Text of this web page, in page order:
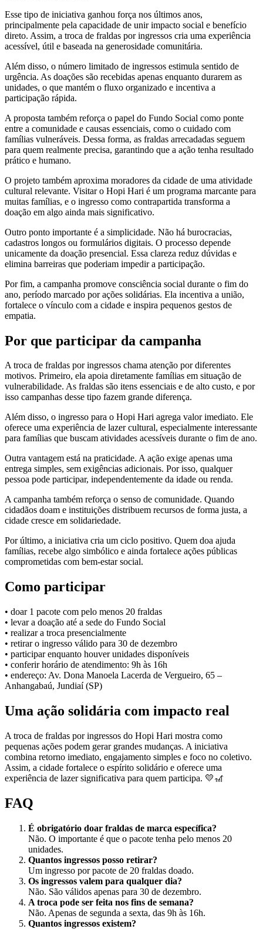
Esse tipo de iniciativa ganhou força nos últimos anos,
principalmente pela capacidade de unir impacto social e benefício
direto. Assim, a troca de fraldas por ingressos cria uma experiência
acessível, útil e baseada na generosidade comunitária.
Além disso, o número limitado de ingressos estimula sentido de
urgência. As doações são recebidas apenas enquanto durarem as
unidades, o que mantém o fluxo organizado e incentiva a
participação rápida.
A proposta também reforça o papel do Fundo Social como ponte
entre a comunidade e causas essenciais, como o cuidado com
famílias vulneráveis. Dessa forma, as fraldas arrecadadas seguem
para quem realmente precisa, garantindo que a ação tenha resultado
prático e humano.
O projeto também aproxima moradores da cidade de uma atividade
cultural relevante. Visitar o Hopi Hari é um programa marcante para
muitas famílias, e o ingresso como contrapartida transforma a
doação em algo ainda mais significativo.
Outro ponto importante é a simplicidade. Não há burocracias,
cadastros longos ou formulários digitais. O processo depende
unicamente da doação presencial. Essa clareza reduz dúvidas e
elimina barreiras que poderiam impedir a participação.
Por fim, a campanha promove consciência social durante o fim do
ano, período marcado por ações solidárias. Ela incentiva a união,
fortalece o vínculo com a cidade e inspira pequenos gestos de
empatia.
Por que participar da campanha
A troca de fraldas por ingressos chama atenção por diferentes
motivos. Primeiro, ela apoia diretamente famílias em situação de
vulnerabilidade. As fraldas são itens essenciais e de alto custo, e por
isso campanhas desse tipo fazem grande diferença.
Além disso, o ingresso para o Hopi Hari agrega valor imediato. Ele
oferece uma experiência de lazer cultural, especialmente interessante
para famílias que buscam atividades acessíveis durante o fim de ano.
Outra vantagem está na praticidade. A ação exige apenas uma
entrega simples, sem exigências adicionais. Por isso, qualquer
pessoa pode participar, independentemente da idade ou renda.
A campanha também reforça o senso de comunidade. Quando
cidadãos doam e instituições distribuem recursos de forma justa, a
cidade cresce em solidariedade.
Por último, a iniciativa cria um ciclo positivo. Quem doa ajuda
famílias, recebe algo simbólico e ainda fortalece ações públicas
comprometidas com bem-estar social.
Como participar
• doar 1 pacote com pelo menos 20 fraldas
• levar a doação até a sede do Fundo Social
• realizar a troca presencialmente
• retirar o ingresso válido para 30 de dezembro
• participar enquanto houver unidades disponíveis
• conferir horário de atendimento: 9h às 16h
• endereço: Av. Dona Manoela Lacerda de Vergueiro, 65 –
Anhangabaú, Jundiaí (SP)
Uma ação solidária com impacto real
A troca de fraldas por ingressos do Hopi Hari mostra como
pequenas ações podem gerar grandes mudanças. A iniciativa
combina retorno imediato, engajamento simples e foco no coletivo.
Assim, a cidade fortalece o espírito solidário e oferece uma
experiência de lazer significativa para quem participa. 💛🎢
FAQ
É obrigatório doar fraldas de marca específica?
Não. O importante é que o pacote tenha pelo menos 20
unidades.
Quantos ingressos posso retirar?
Um ingresso por pacote de 20 fraldas doado.
Os ingressos valem para qualquer dia?
Não. São válidos apenas para 30 de dezembro.
A troca pode ser feita nos fins de semana?
Não. Apenas de segunda a sexta, das 9h às 16h.
Quantos ingressos existem?